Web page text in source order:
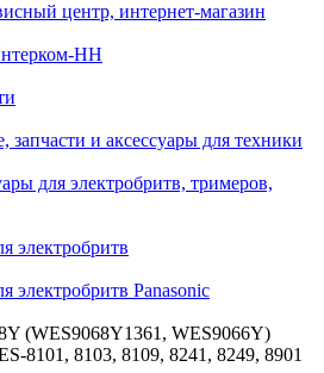
центр, интернет-магазин
НН
запчасти и аксессуары для техники
для электробритв, тримеров,
электробритв
электробритв Panasonic
(WES9068Y1361, WES9066Y)
8101, 8103, 8109, 8241, 8249, 8901